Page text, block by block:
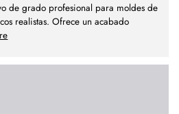
de grado profesional para moldes de
realistas. Ofrece un acabado